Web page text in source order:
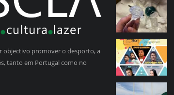
objectivo promover o desporto, a
tanto em Portugal como no